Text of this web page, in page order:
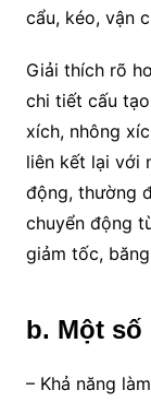
cẩu, kéo, vận
Giải thích rõ
chi tiết cấu
xích, nhông
liên kết lại với
động, thường
chuyển động
giảm tốc,
b. Một số
– Khả năng